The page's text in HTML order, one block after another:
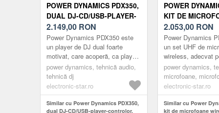
POWER DYNAMICS PDX350,
DUAL DJ-CD/USB-PLAYER-
CONTROLOR, CD/USB/MP3,
NEGRU
2.149,00 RON
Power Dynamics PDX350 este
un player de DJ dual foarte
motivat, care acoperă, ca player
și controlor într-unul, toate
cerințele necesare DJ și PA e...
power dynamics, tehnică audio,
tehnică dj
electronic-star.ro
Similar cu Power Dynamics PDX350,
dual DJ-CD/USB-player-controlor,
POWER
KIT DE
WIRELESS UHF,
BUZUNAR, 4 X
2.053,00 RON
Power Dynamics
un set UHF de
wireless, adecvat
pe scenă, pentru a
profesional și
power dynamics,
microfoane,
electronic-star.ro
Similar cu Power
kit de microfoane